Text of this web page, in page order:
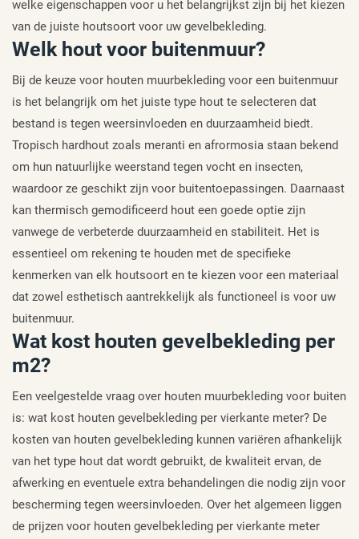
welke eigenschappen voor u het belangrijkst zijn bij het kiezen
van de juiste houtsoort voor uw gevelbekleding.
Welk hout voor buitenmuur?
Bij de keuze voor houten muurbekleding voor een buitenmuur
is het belangrijk om het juiste type hout te selecteren dat
bestand is tegen weersinvloeden en duurzaamheid biedt.
Tropisch hardhout zoals meranti en afrormosia staan bekend
om hun natuurlijke weerstand tegen vocht en insecten,
waardoor ze geschikt zijn voor buitentoepassingen. Daarnaast
kan thermisch gemodificeerd hout een goede optie zijn
vanwege de verbeterde duurzaamheid en stabiliteit. Het is
essentieel om rekening te houden met de specifieke
kenmerken van elk houtsoort en te kiezen voor een materiaal
dat zowel esthetisch aantrekkelijk als functioneel is voor uw
buitenmuur.
Wat kost houten gevelbekleding per
m2?
Een veelgestelde vraag over houten muurbekleding voor buiten
is: wat kost houten gevelbekleding per vierkante meter? De
kosten van houten gevelbekleding kunnen variëren afhankelijk
van het type hout dat wordt gebruikt, de kwaliteit ervan, de
afwerking en eventuele extra behandelingen die nodig zijn voor
bescherming tegen weersinvloeden. Over het algemeen liggen
de prijzen voor houten gevelbekleding per vierkante meter